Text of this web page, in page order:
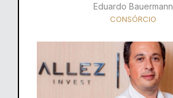
Eduardo Bauermann
CONSÓRCIO